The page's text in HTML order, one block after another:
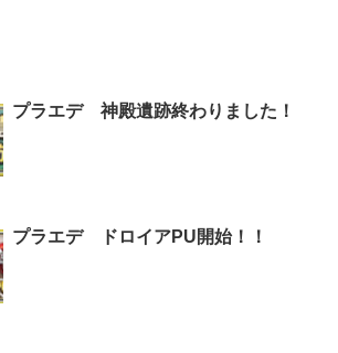
プラエデ 神殿遺跡終わりました！
プラエデ ドロイアPU開始！！